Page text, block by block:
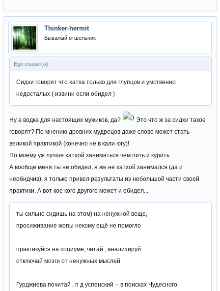
Thinker-hermit
Бывалый отшельник
Ego сказал(а):
Сидхи говорят что хатха только для глупцов и умственно
недосталых ( извини если обидел )
Ну а водка для настоящих мужиков, да?
Это что ж за сидхи такое
говорят? По мнению древних мудрецов даже слово может стать
великой практикой (конечно не в кали югу)!
По моему уж лучше хатхой заниматься чем пить и курить.
А вообще меня ты не обидел, я же не хатхой занимался (да и
необидчив), я только привел результаты из небольшой части своей
практики. А вот кое кого другого может и обидел...
ты сильно сидишь на этом) на ненужной веще,
просиживание жопы некому ещё не помогло
практикуйся на социуме, читай , анализируй
отключай мозги от ненужных мыслей
Гурджиева почитай , п д успенский -- в поисках Чудесного